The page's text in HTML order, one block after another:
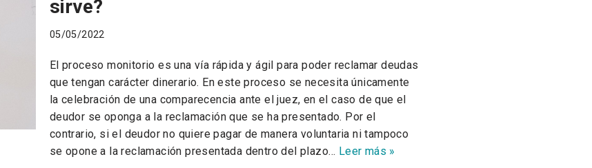
sirve?
05/05/2022
El proceso monitorio es una vía rápida y ágil para poder reclamar deudas
que tengan carácter dinerario. En este proceso se necesita únicamente
la celebración de una comparecencia ante el juez, en el caso de que el
deudor se oponga a la reclamación que se ha presentado. Por el
contrario, si el deudor no quiere pagar de manera voluntaria ni tampoco
se opone a la reclamación presentada dentro del plazo… Leer más »